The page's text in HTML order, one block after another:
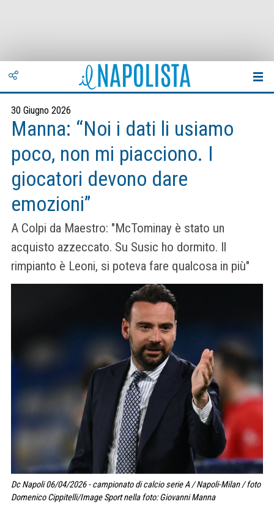
30 Giugno 2026
Manna: “Noi i dati li usiamo
poco, non mi piacciono. I
giocatori devono dare
emozioni”
A Colpi da Maestro: "McTominay è stato un
acquisto azzeccato. Su Susic ho dormito. Il
rimpianto è Leoni, si poteva fare qualcosa in più"
Dc Napoli 06/04/2026 - campionato di calcio serie A / Napoli-Milan / foto
Domenico Cippitelli/Image Sport nella foto: Giovanni Manna